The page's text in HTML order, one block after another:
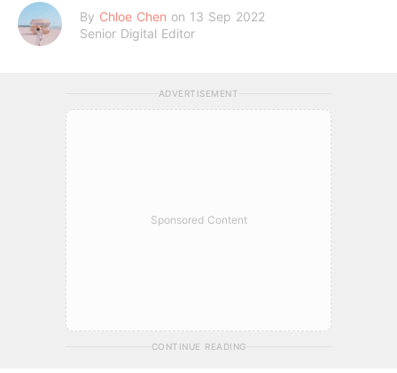
By Chloe Chen on 13 Sep 2022
Senior Digital Editor
ADVERTISEMENT
Sponsored Content
CONTINUE READING